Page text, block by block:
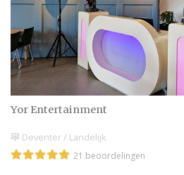
Yor Entertainment
Deventer / Landelijk
21 beoordelingen